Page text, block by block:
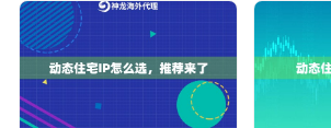
如果您从事的是数据采集、市场调研或
营，例如需要从多个海外网站抓取公开
平台（如TikTok、YouTube）进行内容
动态代理IP是更优的选择 。其快速轮换